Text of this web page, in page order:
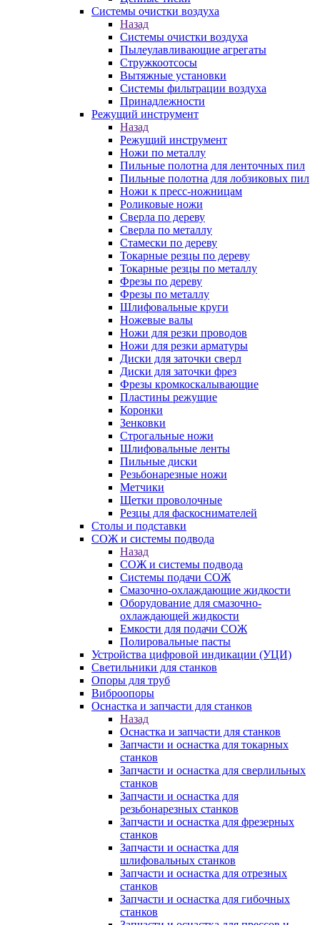
Системы очистки воздуха
Назад
Системы очистки воздуха
Пылеулавливающие агрегаты
Стружкоотсосы
Вытяжные установки
Системы фильтрации воздуха
Принадлежности
Режущий инструмент
Назад
Режущий инструмент
Ножи по металлу
Пильные полотна для ленточных пил
Пильные полотна для лобзиковых пил
Ножи к пресс-ножницам
Роликовые ножи
Сверла по дереву
Сверла по металлу
Стамески по дереву
Токарные резцы по дереву
Токарные резцы по металлу
Фрезы по дереву
Фрезы по металлу
Шлифовальные круги
Ножевые валы
Ножи для резки проводов
Ножи для резки арматуры
Диски для заточки сверл
Диски для заточки фрез
Фрезы кромкоскалывающие
Пластины режущие
Коронки
Зенковки
Строгальные ножи
Шлифовальные ленты
Пильные диски
Резьбонарезные ножи
Метчики
Щетки проволочные
Резцы для фаскоснимателей
Столы и подставки
СОЖ и системы подвода
Назад
СОЖ и системы подвода
Системы подачи СОЖ
Смазочно-охлаждающие жидкости
Оборудование для смазочно-
охлаждающей жидкости
Емкости для подачи СОЖ
Полировальные пасты
Устройства цифровой индикации (УЦИ)
Светильники для станков
Опоры для труб
Виброопоры
Оснастка и запчасти для станков
Назад
Оснастка и запчасти для станков
Запчасти и оснастка для токарных
станков
Запчасти и оснастка для сверлильных
станков
Запчасти и оснастка для
резьбонарезных станков
Запчасти и оснастка для фрезерных
станков
Запчасти и оснастка для
шлифовальных станков
Запчасти и оснастка для отрезных
станков
Запчасти и оснастка для гибочных
станков